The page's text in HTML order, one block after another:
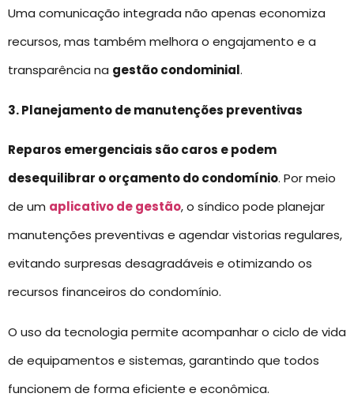
Uma comunicação integrada não apenas economiza
recursos, mas também melhora o engajamento e a
transparência na gestão condominial.
3. Planejamento de manutenções preventivas
Reparos emergenciais são caros e podem
desequilibrar o orçamento do condomínio. Por meio
de um aplicativo de gestão, o síndico pode planejar
manutenções preventivas e agendar vistorias regulares,
evitando surpresas desagradáveis e otimizando os
recursos financeiros do condomínio.
O uso da tecnologia permite acompanhar o ciclo de vida
de equipamentos e sistemas, garantindo que todos
funcionem de forma eficiente e econômica.